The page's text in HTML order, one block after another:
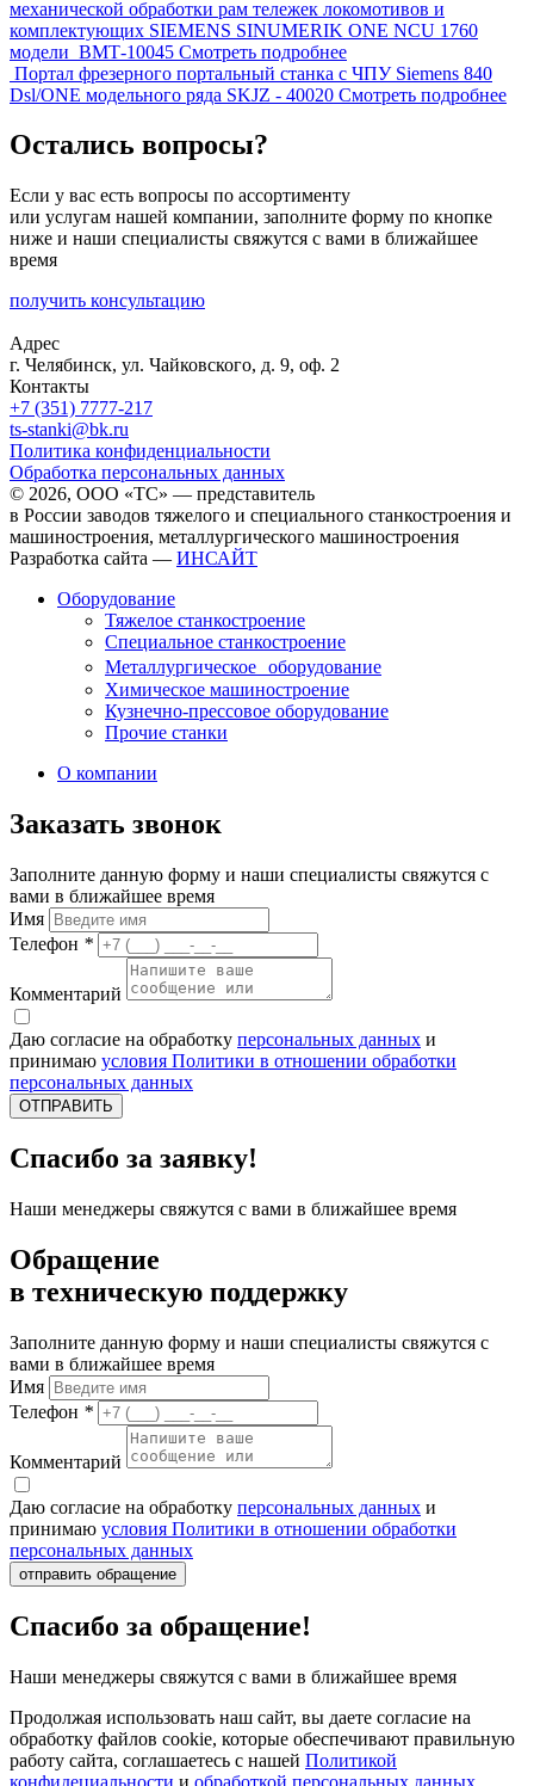
механической обработки рам тележек локомотивов и
комплектующих SIEMENS SINUMERIK ONE NCU 1760
модели BМТ-10045 Смотреть подробнее
Портал фрезерного портальный станка с ЧПУ Siemens 840
Dsl/ONE модельного ряда SKJZ - 40020 Смотреть подробнее
Остались вопросы?
Если у вас есть вопросы по ассортименту
или услугам нашей компании, заполните форму по кнопке
ниже и наши специалисты свяжутся с вами в ближайшее
время
получить консультацию
Адрес
г. Челябинск, ул. Чайковского, д. 9, оф. 2
Контакты
+7 (351) 7777-217
ts-stanki@bk.ru
Политика конфиденциальности
Обработка персональных данных
© 2026, ООО «ТС» — представитель
в России заводов тяжелого и специального станкостроения и
машиностроения, металлургического машиностроения
Разработка сайта — ИНСАЙТ
Оборудование
Тяжелое станкостроение
Специальное станкостроение
Металлургическое оборудование
Химическое машиностроение
Кузнечно-прессовое оборудование
Прочие станки
О компании
Заказать звонок
Заполните данную форму и наши специалисты свяжутся с
вами в ближайшее время
Имя
Телефон *
Комментарий
Даю согласие на обработку персональных данных и
принимаю условия Политики в отношении обработки
персональных данных
ОТПРАВИТЬ
Спасибо за заявку!
Наши менеджеры свяжутся с вами в ближайшее время
Обращение
в техническую поддержку
Заполните данную форму и наши специалисты свяжутся с
вами в ближайшее время
Имя
Телефон *
Комментарий
Даю согласие на обработку персональных данных и
принимаю условия Политики в отношении обработки
персональных данных
отправить обращение
Спасибо за обращение!
Наши менеджеры свяжутся с вами в ближайшее время
Продолжая использовать наш сайт, вы даете согласие на
обработку файлов cookie, которые обеспечивают правильную
работу сайта, соглашаетесь с нашей Политикой
конфидециальности и обработкой персональных данных